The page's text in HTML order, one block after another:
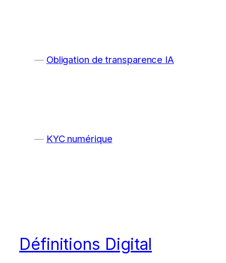
Obligation de transparence IA
KYC numérique
Définitions Digital